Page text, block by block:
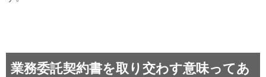
業務委託契約書を取り交わす意味ってあ